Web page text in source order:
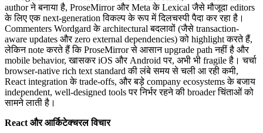
author ने बनाया है, ProseMirror और Meta के Lexical जैसे मौजूदा editors
के लिए एक next-generation विकल्प के रूप में दिलचस्पी पैदा कर रहा है।
Commenters Wordgard के architectural बदलावों (जैसे transaction-
aware updates और zero external dependencies) को highlight करते हैं,
लेकिन note करते हैं कि ProseMirror से आसान upgrade path नहीं है और
mobile behavior, खासकर iOS और Android पर, अभी भी fragile है। चर्चा
browser-native rich text standard की लंबे समय से चली आ रही कमी,
React integration के trade-offs, और बड़े company ecosystems के बजाय
independent, well-designed tools पर निर्भर रहने की broader चिंताओं को
सामने लाती है।
React और आर्किटेक्चरल विचार